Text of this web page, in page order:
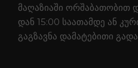
მაღაზიაში ორშაბათობით
დან 15:00 საათამდე ან
გაგზავნა დამატებითი